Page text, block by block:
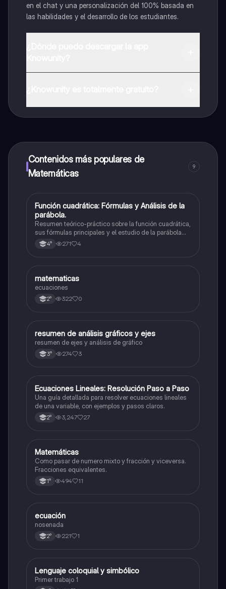
en el chat y una personalización del 100% basada en
las habilidades y el desarrollo de los estudiantes.
a determinadas funciones.
Contenidos más populares de
Matemáticas
9
Matemáticas
Función cuadrática: Fórmulas y Análisis de la
parábola.
Resumen teórico-práctico sobre la función cuadrática,
sus fórmulas principales y el estudio de la parábola
como representación gráfica.Incluye desarrollo de la
forma general, cálculo de raíces, vértice y elementos
4° 271 4
MMatemáticas
matematicas
ecuaciones
2° 322 0
Matemáticas
resumen de análisis gráficos y ejes
resumen de ejes y análisis de gráfico
3° 274 3
Matemáticas
Ecuaciones Lineales: Resolución Paso a Paso
Una guía detallada para resolver ecuaciones lineales
de una variable, con ejemplos y pasos claros.
2° 3,247 27
Matemáticas
Matemáticas
Como pasar de numero mixto y fracción y viceversa.
Fracciones equivalentes.
1° 494 11
Matemáticas
ecuación
nosenada
2° 221 1
Matemáticas
Lenguaje coloquial y simbólico
Primer trabajo 1